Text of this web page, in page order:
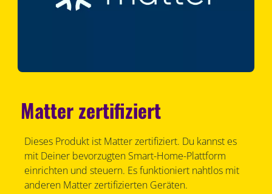
Matter zertifiziert
Dieses Produkt ist Matter zertifiziert. Du kannst es
mit Deiner bevorzugten Smart-Home-Plattform
einrichten und steuern. Es funktioniert nahtlos mit
anderen Matter zertifizierten Geräten.